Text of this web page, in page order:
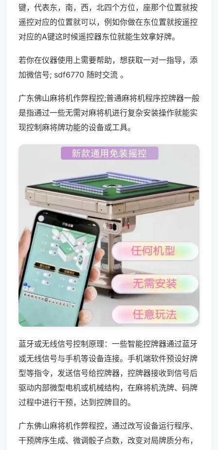
键，代表东，南，西，北四个方位，座那个位置就按
遥控对应的位置就可以，例如你做在东位置就按遥控
对应的A键这时候遥控器东位就能生效拿好牌。
若你在仪器使用上需要帮助，想获取一对一指导，添
加微信号; sdf6770 随时交流 。
广东佛山麻将机作弊程控;普通麻将机程序控牌器一般
是指通过一些无需对麻将机进行复杂安装操作就能实
现控制麻将牌功能的设备或工具。
蓝牙或无线信号控制原理：一些智能控牌器通过蓝牙
或无线信号与手机等设备连接。手机端软件预设好牌
型等指令，发送信号给控牌器，控牌器接收到信号后
驱动内部微型电机或机械结构，在麻将机洗牌、码牌
过程中进行干预，达到控牌目的。
广东佛山麻将机作弊程控，通过改写设备运行程序、
干预牌序生成、微调骰子点数，改变对局牌质分布，